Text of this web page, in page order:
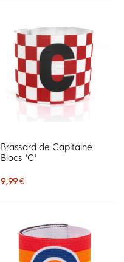
Brassard de Capitaine
Blocs 'C'
9,99 €